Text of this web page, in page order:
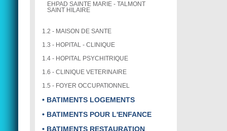
EHPAD SAINTE MARIE - TALMONT
SAINT HILAIRE
1.2 - MAISON DE SANTE
1.3 - HOPITAL - CLINIQUE
1.4 - HOPITAL PSYCHITRIQUE
1.6 - CLINIQUE VETERINAIRE
1.5 - FOYER OCCUPATIONNEL
• BATIMENTS LOGEMENTS
• BATIMENTS POUR L'ENFANCE
• BATIMENTS RESTAURATION